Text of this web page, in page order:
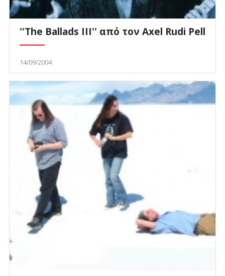
''The Ballads III'' από τον Axel Rudi Pell
14/09/2004